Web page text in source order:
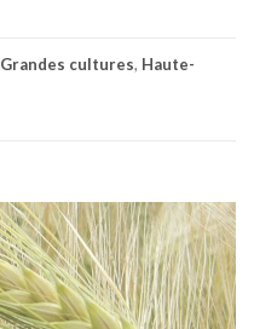
Grandes cultures, Haute-